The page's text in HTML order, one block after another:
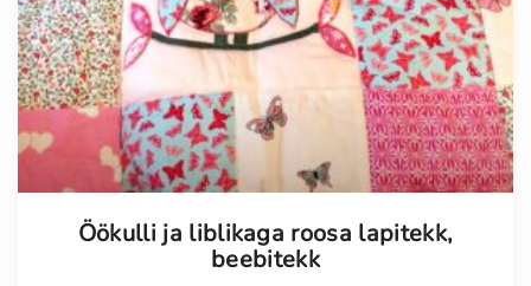
Tellimisel
Öökulli ja liblikaga roosa lapitekk,
beebitekk